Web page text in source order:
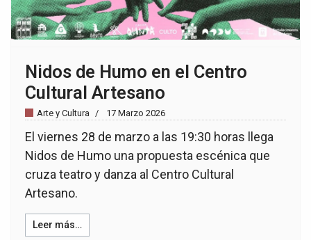
Nidos de Humo en el Centro
Cultural Artesano
Arte y Cultura 17 Marzo 2026
El viernes 28 de marzo a las 19:30 horas llega
Nidos de Humo una propuesta escénica que
cruza teatro y danza al Centro Cultural
Artesano.
Leer más…